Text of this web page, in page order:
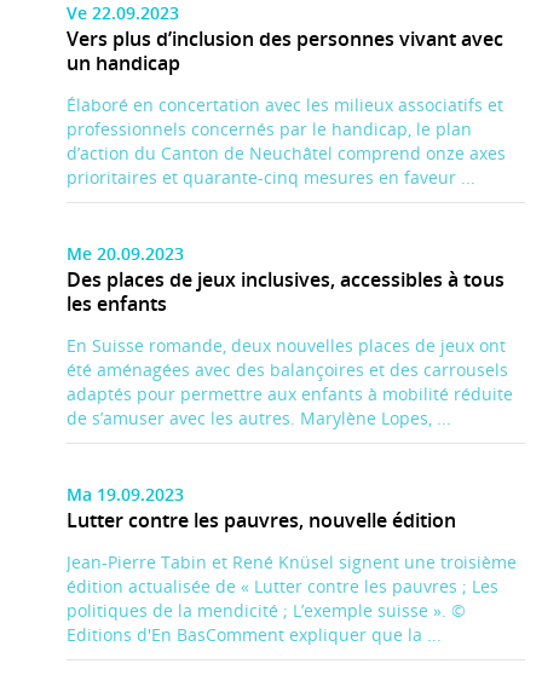
Ve 22.09.2023
Vers plus d’inclusion des personnes vivant avec
un handicap
Élaboré en concertation avec les milieux associatifs et
professionnels concernés par le handicap, le plan
d’action du Canton de Neuchâtel comprend onze axes
prioritaires et quarante-cinq mesures en faveur ...
Me 20.09.2023
Des places de jeux inclusives, accessibles à tous
les enfants
En Suisse romande, deux nouvelles places de jeux ont
été aménagées avec des balançoires et des carrousels
adaptés pour permettre aux enfants à mobilité réduite
de s’amuser avec les autres. Marylène Lopes, ...
Ma 19.09.2023
Lutter contre les pauvres, nouvelle édition
Jean-Pierre Tabin et René Knüsel signent une troisième
édition actualisée de « Lutter contre les pauvres ; Les
politiques de la mendicité ; L’exemple suisse ». ©
Editions d'En BasComment expliquer que la ...